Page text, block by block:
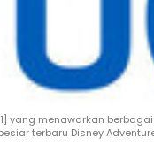
yang menawarkan
terbaru Disney